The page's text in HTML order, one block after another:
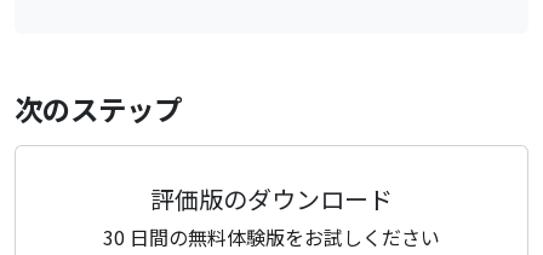
次のステップ
評価版のダウンロード
30 日間の無料体験版をお試しください